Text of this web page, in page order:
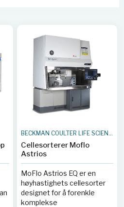
BECKMAN COULTER LIFE SCIENCES
Cellesorterer Moflo
Astrios
MoFlo Astrios EQ er en
høyhastighets cellesorter
designet for å forenkle
komplekse